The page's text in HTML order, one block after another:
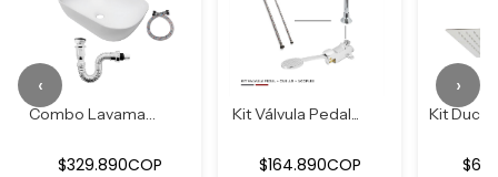
Combo Lavamanos B...
$329.890COP
Kit Válvula Pedal...
$164.890COP
‹ ›